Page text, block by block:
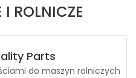
ROLNICZE
Parts
do maszyn rolniczych